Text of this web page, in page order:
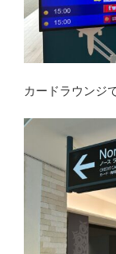
カードラウンジ